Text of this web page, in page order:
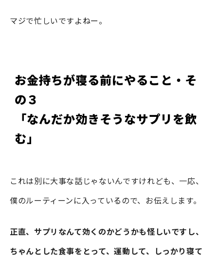
マジで忙しいですよねー。
お金持ちが寝る前にやること・そ
の３
「なんだか効きそうなサプリを飲
む」
これは別に大事な話じゃないんですけれども、一応、
僕のルーティーンに入っているので、お伝えします。
正直、サプリなんて効くのかどうかも怪しいですし、
ちゃんとした食事をとって、運動して、しっかり寝て